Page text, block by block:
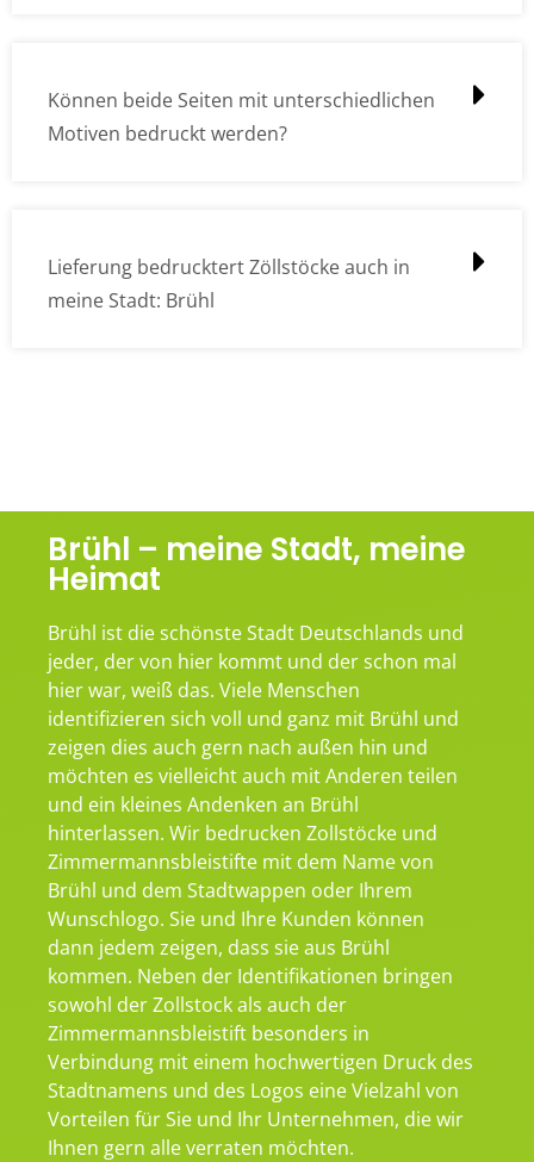
Können beide Seiten mit unterschiedlichen
Motiven bedruckt werden?
Lieferung bedrucktert Zöllstöcke auch in
meine Stadt: Brühl
Brühl – meine Stadt, meine
Heimat
Brühl ist die schönste Stadt Deutschlands und
jeder, der von hier kommt und der schon mal
hier war, weiß das. Viele Menschen
identifizieren sich voll und ganz mit Brühl und
zeigen dies auch gern nach außen hin und
möchten es vielleicht auch mit Anderen teilen
und ein kleines Andenken an Brühl
hinterlassen. Wir bedrucken Zollstöcke und
Zimmermannsbleistifte mit dem Name von
Brühl und dem Stadtwappen oder Ihrem
Wunschlogo. Sie und Ihre Kunden können
dann jedem zeigen, dass sie aus Brühl
kommen. Neben der Identifikationen bringen
sowohl der Zollstock als auch der
Zimmermannsbleistift besonders in
Verbindung mit einem hochwertigen Druck des
Stadtnamens und des Logos eine Vielzahl von
Vorteilen für Sie und Ihr Unternehmen, die wir
Ihnen gern alle verraten möchten.